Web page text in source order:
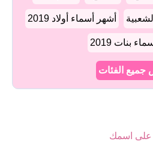
أشهر أسماء أولاد 2019
بنات 2019
الفئات
على اسمك